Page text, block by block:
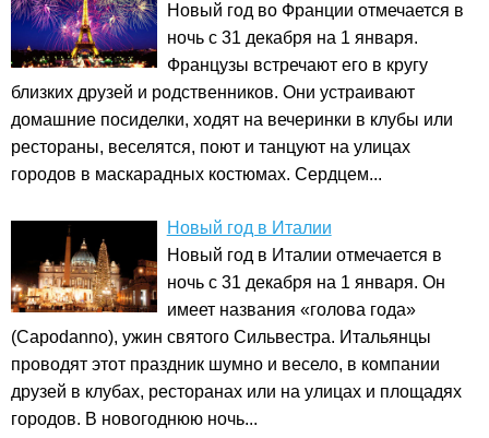
Новый год во Франции отмечается в
ночь с 31 декабря на 1 января.
Французы встречают его в кругу
близких друзей и родственников. Они устраивают
домашние посиделки, ходят на вечеринки в клубы или
рестораны, веселятся, поют и танцуют на улицах
городов в маскарадных костюмах. Сердцем...
Новый год в Италии
Новый год в Италии отмечается в
ночь с 31 декабря на 1 января. Он
имеет названия «голова года»
(Capodanno), ужин святого Сильвестра. Итальянцы
проводят этот праздник шумно и весело, в компании
друзей в клубах, ресторанах или на улицах и площадях
городов. В новогоднюю ночь...